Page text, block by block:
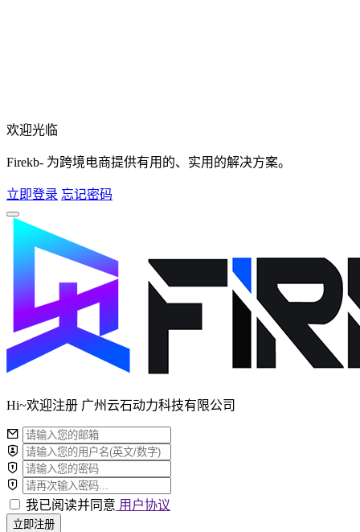
欢迎光临
Firekb- 为跨境电商提供有用的、实用的解决方案。
立即登录 忘记密码
Hi~欢迎注册 广州云石动力科技有限公司
我已阅读并同意 用户协议
立即注册